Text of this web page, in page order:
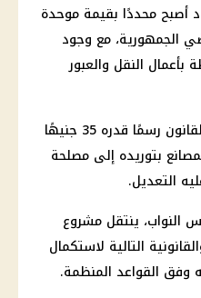
أصبح محددًا بقيمة موحدة
أراضي الجمهورية، مع وجود
بأعمال النقل والعبور
أما في قطاع الأسمنت، فينظم القانون رسمًا قدره 35 جنيهًا
بتوريده إلى مصلحة
التعديل.
النواب، ينتقل مشروع
التالية لاستكمال
وفق القواعد المنظمة.